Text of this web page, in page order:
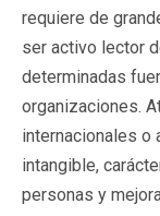
requiere de
ser activo lector
determinadas
organizaciones.
internacionales o
intangible,
personas y